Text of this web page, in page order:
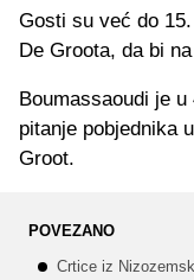
Gosti su već do
De Groota, da bi
Boumassaoudi je
pitanje pobjednika
Groot.
POVEZANO
Crtice iz